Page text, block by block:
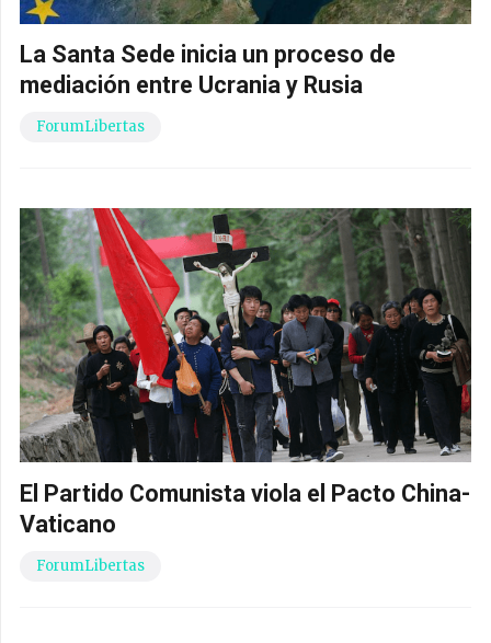
La Santa Sede inicia un proceso de
mediación entre Ucrania y Rusia
ForumLibertas
El Partido Comunista viola el Pacto China-
Vaticano
ForumLibertas